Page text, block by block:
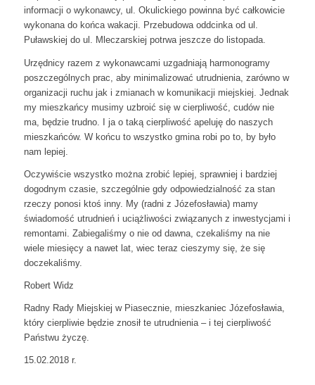
informacji o wykonawcy, ul. Okulickiego powinna być całkowicie
wykonana do końca wakacji. Przebudowa oddcinka od ul.
Puławskiej do ul. Mleczarskiej potrwa jeszcze do listopada.
Urzędnicy razem z wykonawcami uzgadniają harmonogramy
poszczególnych prac, aby minimalizować utrudnienia, zarówno w
organizacji ruchu jak i zmianach w komunikacji miejskiej. Jednak
my mieszkańcy musimy uzbroić się w cierpliwość, cudów nie
ma, będzie trudno. I ja o taką cierpliwość apeluję do naszych
mieszkańców. W końcu to wszystko gmina robi po to, by było
nam lepiej.
Oczywiście wszystko można zrobić lepiej, sprawniej i bardziej
dogodnym czasie, szczególnie gdy odpowiedzialność za stan
rzeczy ponosi ktoś inny. My (radni z Józefosławia) mamy
świadomość utrudnień i uciążliwości związanych z inwestycjami i
remontami. Zabiegaliśmy o nie od dawna, czekaliśmy na nie
wiele miesięcy a nawet lat, wiec teraz cieszymy się, że się
doczekaliśmy.
Robert Widz
Radny Rady Miejskiej w Piasecznie, mieszkaniec Józefosławia,
który cierpliwie będzie znosił te utrudnienia – i tej cierpliwość
Państwu życzę.
15.02.2018 r.